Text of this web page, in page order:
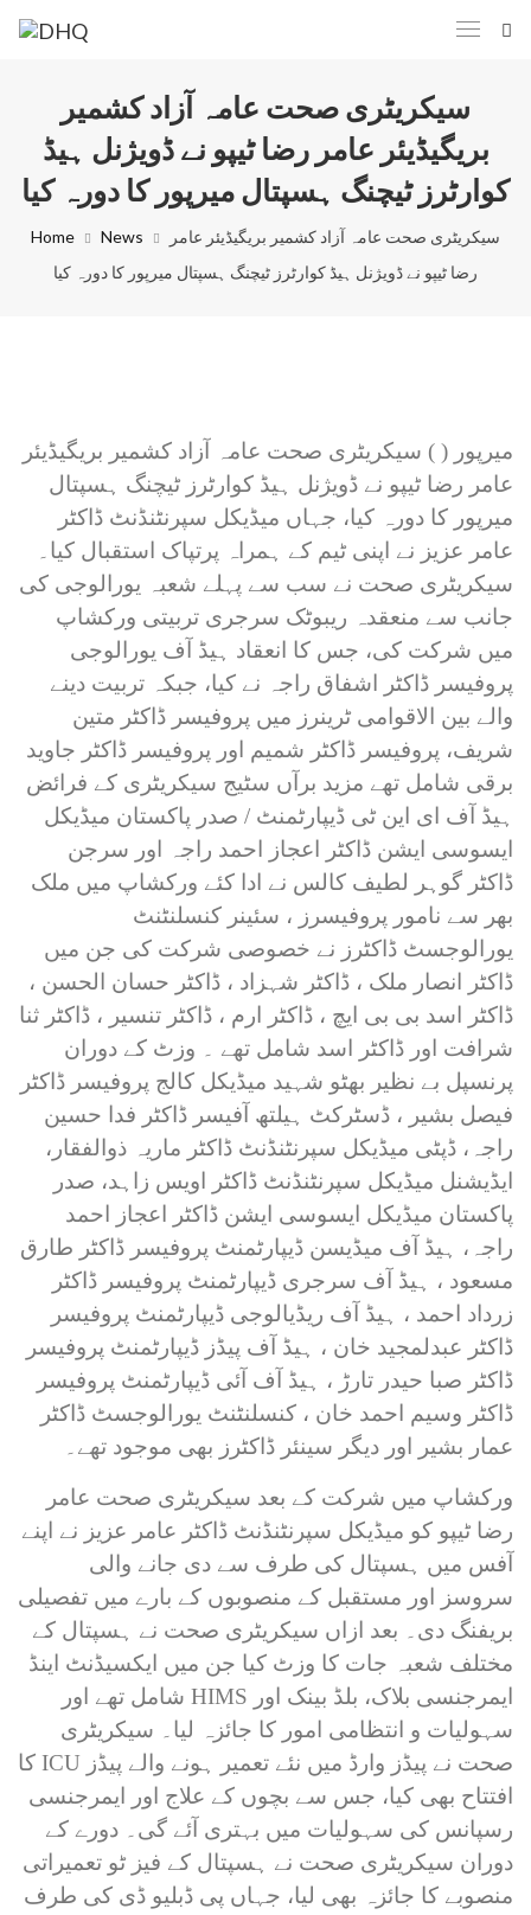
سیکریٹری صحت عامہ آزاد کشمیر
بریگیڈیئر عامر رضا ٹیپو نے ڈویژنل ہیڈ
کوارٹرز ٹیچنگ ہسپتال میرپور کا دورہ کیا
Home News
سیکریٹری صحت عامہ آزاد کشمیر بریگیڈیئر عامر
رضا ٹیپو نے ڈویژنل ہیڈ کوارٹرز ٹیچنگ ہسپتال میرپور کا دورہ کیا
میرپور ( ) سیکریٹری صحت عامہ آزاد کشمیر بریگیڈیئر
عامر رضا ٹیپو نے ڈویژنل ہیڈ کوارٹرز ٹیچنگ ہسپتال
میرپور کا دورہ کیا، جہاں میڈیکل سپرنٹنڈنٹ ڈاکٹر
عامر عزیز نے اپنی ٹیم کے ہمراہ پرتپاک استقبال کیا۔
سیکریٹری صحت نے سب سے پہلے شعبہ یورالوجی کی
جانب سے منعقدہ ریبوٹک سرجری تربیتی ورکشاپ
میں شرکت کی، جس کا انعقاد ہیڈ آف یورالوجی
پروفیسر ڈاکٹر اشفاق راجہ نے کیا، جبکہ تربیت دینے
والے بین الاقوامی ٹرینرز میں پروفیسر ڈاکٹر متین
شریف، پروفیسر ڈاکٹر شمیم اور پروفیسر ڈاکٹر جاوید
برقی شامل تھے مزید برآں سٹیج سیکریٹری کے فرائض
ہیڈ آف ای این ٹی ڈیپارٹمنٹ / صدر پاکستان میڈیکل
ایسوسی ایشن ڈاکٹر اعجاز احمد راجہ اور سرجن
ڈاکٹر گوہر لطیف کالس نے ادا کئے ورکشاپ میں ملک
بھر سے نامور پروفیسرز ، سئینر کنسلنٹنٹ
یورالوجسٹ ڈاکٹرز نے خصوصی شرکت کی جن میں
ڈاکٹر انصار ملک ، ڈاکٹر شہزاد ، ڈاکٹر حسان الحسن ،
ڈاکٹر اسد بی بی ایچ ، ڈاکٹر ارم ، ڈاکٹر تنسیر ، ڈاکٹر ثنا
شرافت اور ڈاکٹر اسد شامل تھے ۔ وزٹ کے دوران
پرنسپل بے نظیر بھٹو شہید میڈیکل کالج پروفیسر ڈاکٹر
فیصل بشیر ، ڈسٹرکٹ ہیلتھ آفیسر ڈاکٹر فدا حسین
راجہ، ڈپٹی میڈیکل سپرنٹنڈنٹ ڈاکٹر ماریہ ذوالفقار،
ایڈیشنل میڈیکل سپرنٹنڈنٹ ڈاکٹر اویس زاہد، صدر
پاکستان میڈیکل ایسوسی ایشن ڈاکٹر اعجاز احمد
راجہ، ہیڈ آف میڈیسن ڈیپارٹمنٹ پروفیسر ڈاکٹر طارق
مسعود ، ہیڈ آف سرجری ڈیپارٹمنٹ پروفیسر ڈاکٹر
زرداد احمد ، ہیڈ آف ریڈیالوجی ڈیپارٹمنٹ پروفیسر
ڈاکٹر عبدلمجید خان ، ہیڈ آف پیڈز ڈیپارٹمنٹ پروفیسر
ڈاکٹر صبا حیدر تارڑ ، ہیڈ آف آئی ڈیپارٹمنٹ پروفیسر
ڈاکٹر وسیم احمد خان ، کنسلنٹنٹ یورالوجسٹ ڈاکٹر
عمار بشیر اور دیگر سینئر ڈاکٹرز بھی موجود تھے۔
ورکشاپ میں شرکت کے بعد سیکریٹری صحت عامر
رضا ٹیپو کو میڈیکل سپرنٹنڈنٹ ڈاکٹر عامر عزیز نے اپنے
آفس میں ہسپتال کی طرف سے دی جانے والی
سروسز اور مستقبل کے منصوبوں کے بارے میں تفصیلی
بریفنگ دی۔ بعد ازاں سیکریٹری صحت نے ہسپتال کے
مختلف شعبہ جات کا وزٹ کیا جن میں ایکسیڈنٹ اینڈ
ایمرجنسی بلاک، بلڈ بینک اور HIMS شامل تھے اور
سہولیات و انتظامی امور کا جائزہ لیا۔ سیکریٹری
صحت نے پیڈز وارڈ میں نئے تعمیر ہونے والے پیڈز ICU کا
افتتاح بھی کیا، جس سے بچوں کے علاج اور ایمرجنسی
رسپانس کی سہولیات میں بہتری آئے گی۔ دورے کے
دوران سیکریٹری صحت نے ہسپتال کے فیز ٹو تعمیراتی
منصوبے کا جائزہ بھی لیا، جہاں پی ڈبلیو ڈی کی طرف